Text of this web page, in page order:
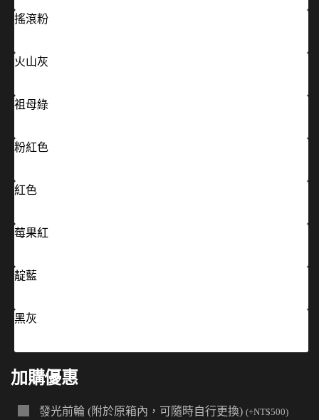
搖滾粉
火山灰
祖母綠
粉紅色
紅色
莓果紅
靛藍
黑灰
加購優惠
發光前輪 (附於原箱內，可隨時自行更換) (+NT$500)